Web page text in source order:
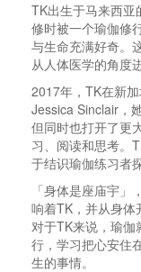
TK出生于马来西亚
修时被一个瑜伽修
与生命充满好奇。
从人体医学的角度
2017年，TK在新
Jessica Sinclair，
但同时也打开了更
习、阅读和思考。
于结识瑜伽练习者
「身体是座庙宇
响着TK， 并从身体
对于TK来说，瑜伽
行，学习把心安住
生的事情。